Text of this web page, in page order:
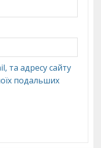
та адресу сайту
подальших